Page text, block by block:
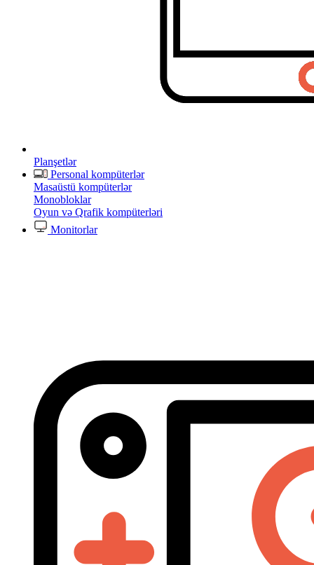
Planşetlər
Personal kompüterlər
Masaüstü kompüterlər
Monobloklar
Oyun və Qrafik kompüterləri
Monitorlar